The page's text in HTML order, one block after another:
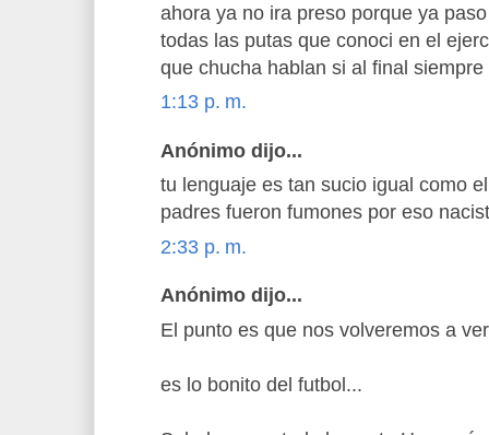
ahora ya no ira preso porque ya
todas las putas que conoci en el
que chucha hablan si al final
1:13 p. m.
Anónimo dijo...
tu lenguaje es tan sucio igual como
padres fueron fumones por eso
2:33 p. m.
Anónimo dijo...
El punto es que nos volveremos a
es lo bonito del futbol...